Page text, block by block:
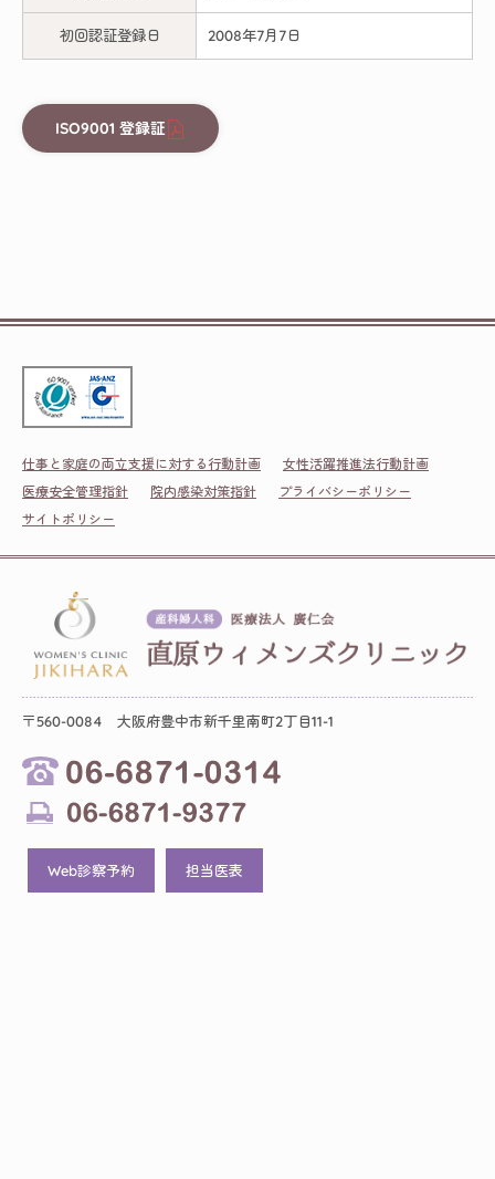
初回認証登録日 2008年7月7日
ISO9001 登録証
仕事と家庭の両立支援に対する行動計画
女性活躍推進法行動計画
医療安全管理指針
院内感染対策指針
プライバシーポリシー
サイトポリシー
〒560-0084 大阪府豊中市新千里南町2丁目11-1
Web診察予約 担当医表